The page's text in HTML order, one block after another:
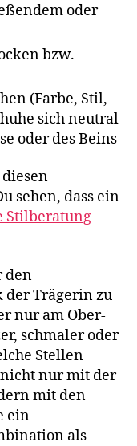
oder
bzw.
(Farbe, Stil,
sich neutral
oder des Beins
sehen, dass ein
den
der Trägerin zu
nur am Ober-
schmaler oder
Stellen
nur mit der
mit den
ein
als